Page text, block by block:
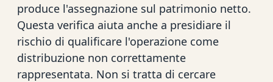
produce l'assegnazione sul patrimonio netto.
Questa verifica aiuta anche a presidiare il
rischio di qualificare l'operazione come
distribuzione non correttamente
rappresentata. Non si tratta di cercare